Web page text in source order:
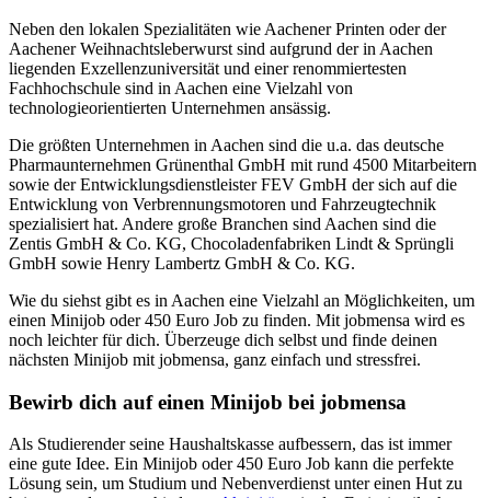
Neben den lokalen Spezialitäten wie Aachener Printen oder der
Aachener Weihnachtsleberwurst sind aufgrund der in Aachen
liegenden Exzellenzuniversität und einer renommiertesten
Fachhochschule sind in Aachen eine Vielzahl von
technologieorientierten Unternehmen ansässig.
Die größten Unternehmen in Aachen sind die u.a. das deutsche
Pharmaunternehmen Grünenthal GmbH mit rund 4500 Mitarbeitern
sowie der Entwicklungsdienstleister FEV GmbH der sich auf die
Entwicklung von Verbrennungsmotoren und Fahrzeugtechnik
spezialisiert hat. Andere große Branchen sind Aachen sind die
Zentis GmbH & Co. KG, Chocoladenfabriken Lindt & Sprüngli
GmbH sowie Henry Lambertz GmbH & Co. KG.
Wie du siehst gibt es in Aachen eine Vielzahl an Möglichkeiten, um
einen Minijob oder 450 Euro Job zu finden. Mit jobmensa wird es
noch leichter für dich. Überzeuge dich selbst und finde deinen
nächsten Minijob mit jobmensa, ganz einfach und stressfrei.
Bewirb dich auf einen Minijob bei jobmensa
Als Studierender seine Haushaltskasse aufbessern, das ist immer
eine gute Idee. Ein Minijob oder 450 Euro Job kann die perfekte
Lösung sein, um Studium und Nebenverdienst unter einen Hut zu